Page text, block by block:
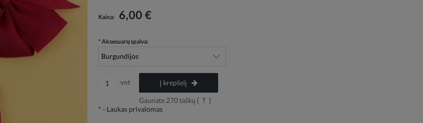
Į kainą neįskaičiuotos galimos mokėjimo
išlaidosKaina: 6,00 €
* Aksesuarų spalva:
vnt Į krepšelį
Gaunate 270taškų [ ? ]
* - Laukas privalomas